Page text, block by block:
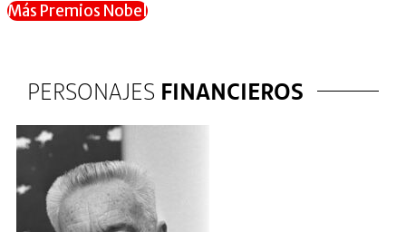
Más Premios Nobel
PERSONAJES FINANCIEROS